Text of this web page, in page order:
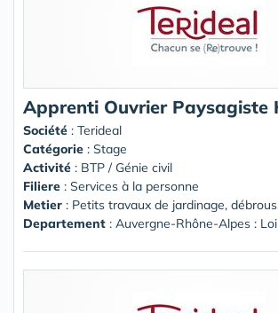
Apprenti Ouvrier Paysagiste
Société : Terideal
Catégorie : Stage
Activité : BTP / Génie civil
Filiere : Services à la personne
Metier : Petits travaux de jardinage,
Departement : Auvergne-Rhône-Alpes :